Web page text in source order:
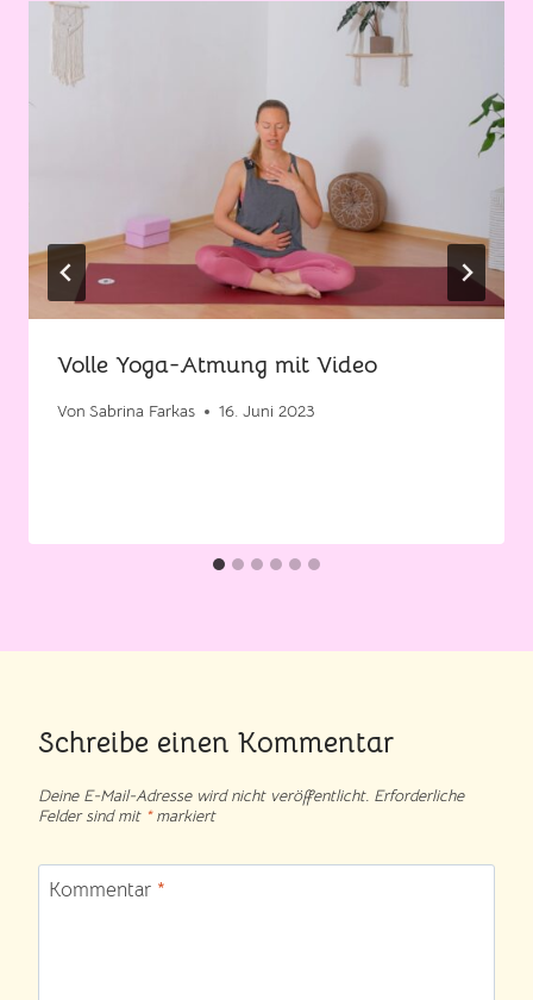
Volle Yoga-Atmung mit Video
Von Sabrina Farkas 16. Juni 2023
Schreibe einen Kommentar
Deine E-Mail-Adresse wird nicht veröffentlicht. Erforderliche
Felder sind mit *markiert
Kommentar *